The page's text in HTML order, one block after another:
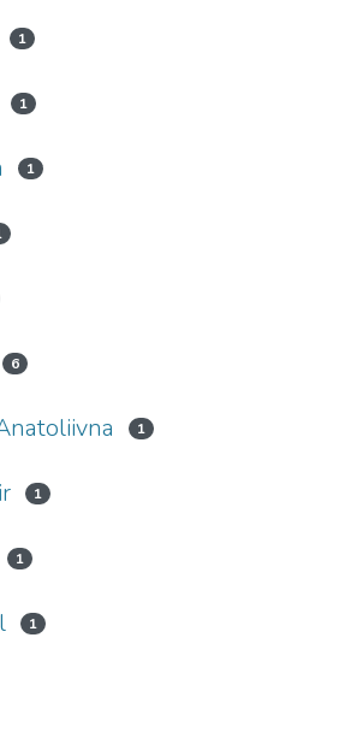
1
1
1
6
1
1
1
1